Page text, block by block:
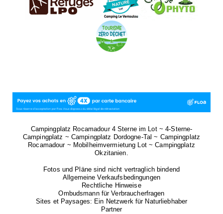
Campingplatz Rocamadour 4 Sterne im Lot ~ 4-Sterne-
Campingplatz ~ Campingplatz Dordogne-Tal ~ Campingplatz
Rocamadour ~ Mobilheimvermietung Lot ~ Campingplatz
Okzitanien.
Fotos und Pläne sind nicht vertraglich bindend
Allgemeine Verkaufsbedingungen
Rechtliche Hinweise
Ombudsmann für Verbraucherfragen
Sites et Paysages: Ein Netzwerk für Naturliebhaber
Partner